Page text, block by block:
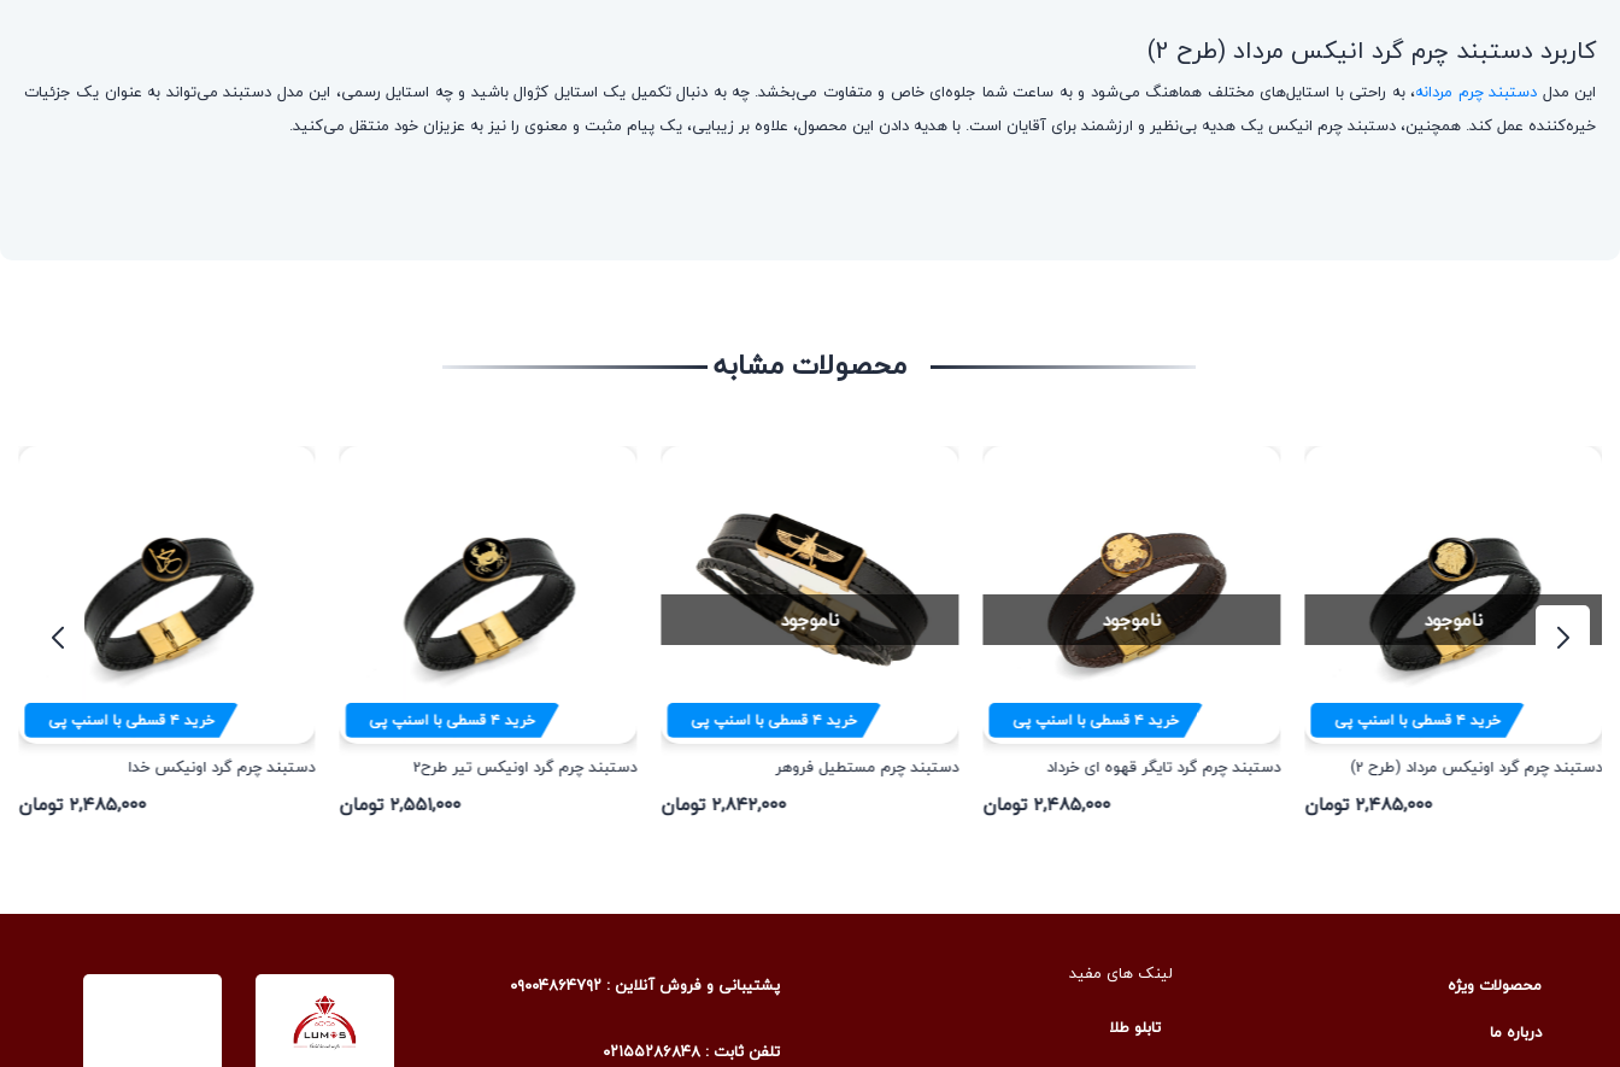
کاربرد دستبند چرم گرد انیکس مرداد (طرح 2)
این مدل دستبند چرم مردانه، به راحتی با استایل‌های مختلف هماهنگ می‌شود و به ساعت شما جلوه‌ای خاص و متفاوت می‌بخشد. چه به دنبال تکمیل یک استایل کژوال باشید و چه استایل رسمی، این مدل دستبند می‌تواند به عنوان یک جزئیات
خیره‌کننده عمل کند. همچنین، دستبند چرم انیکس یک هدیه بی‌نظیر و ارزشمند برای آقایان است. با هدیه دادن این محصول، علاوه بر زیبایی، یک پیام مثبت و معنوی را نیز به عزیزان خود منتقل می‌کنید.
محصولات مشابه
خرید۴قسطی با اسنپ پی
دستبند چرم گرد اونیکس مرداد (طرح 2)
۲,۴۸۵,۰۰۰ تومان
ناموجود
خرید۴قسطی با اسنپ پی
دستبند چرم گرد تایگر قهوه ای خرداد
۲,۴۸۵,۰۰۰ تومان
ناموجود
خرید۴قسطی با اسنپ پی
دستبند چرم مستطیل فروهر
۲,۸۴۲,۰۰۰ تومان
ناموجود
خرید۴قسطی با اسنپ پی
دستبند چرم گرد اونیکس تیر طرح2
۲,۵۵۱,۰۰۰ تومان
خرید۴قسطی با اسنپ پی
دستبند چرم گرد اونیکس خدا
۲,۴۸۵,۰۰۰ تومان
محصولات ویژه
درباره ما
لینک های مفید
تابلو طلا
پشتیبانی و فروش آنلاین : ۰۹۰۰۴۸۶۴۷۹۲
تلفن ثابت : ۰۲۱۵۵۲۸۶۸۴۸